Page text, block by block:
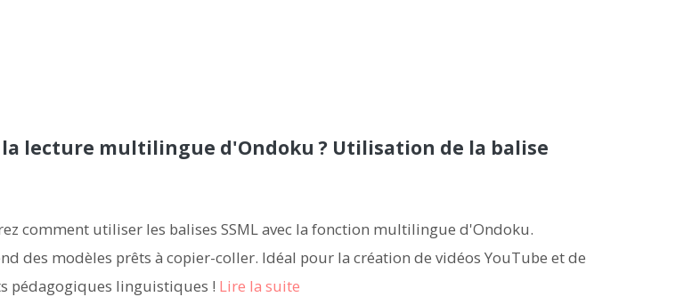
la lecture multilingue d'Ondoku ? Utilisation de la balise
comment utiliser les balises SSML avec la fonction multilingue d'Ondoku.
des modèles prêts à copier-coller. Idéal pour la création de vidéos YouTube et de
pédagogiques linguistiques ! Lire la suite